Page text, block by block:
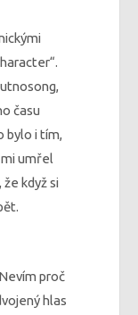
času
bylo i tím,
umřel
když si
proč
hlas